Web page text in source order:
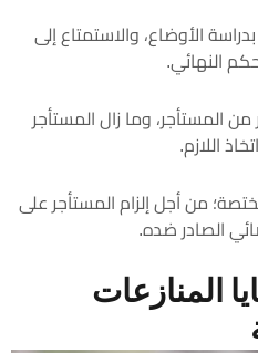
الأوضاع، والاستمتاع إلى
النهائي.
المستأجر، وما زال المستأجر
اللازم.
من أجل إلزام المستأجر على
الصادر ضده.
المنازعات